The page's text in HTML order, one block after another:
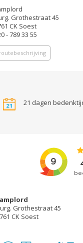
Grothestraat 45
CK Soest
- 789 33 55
21 dagen
Grothestraat 45
CK Soest